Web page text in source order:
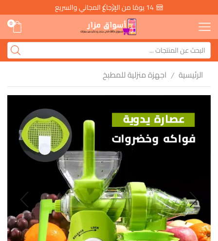
14 يومًا من الإرجاع المجاني والسريع
0
الرئيسية / اجهزة منزلية للمطبخ